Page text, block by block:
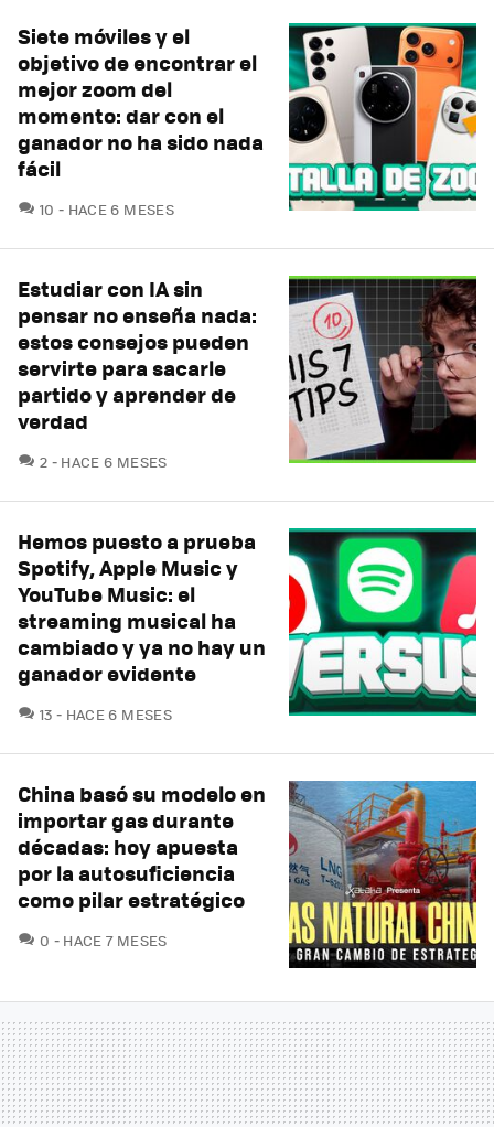
Siete móviles y el
objetivo de encontrar el
mejor zoom del
momento: dar con el
ganador no ha sido nada
fácil
10 COMENTARIOS
HACE 6 MESES
Estudiar con IA sin
pensar no enseña nada:
estos consejos pueden
servirte para sacarle
partido y aprender de
verdad
2 COMENTARIOS
HACE 6 MESES
Hemos puesto a prueba
Spotify, Apple Music y
YouTube Music: el
streaming musical ha
cambiado y ya no hay un
ganador evidente
13 COMENTARIOS
HACE 6 MESES
China basó su modelo en
importar gas durante
décadas: hoy apuesta
por la autosuficiencia
como pilar estratégico
0 COMENTARIOS
HACE 7 MESES